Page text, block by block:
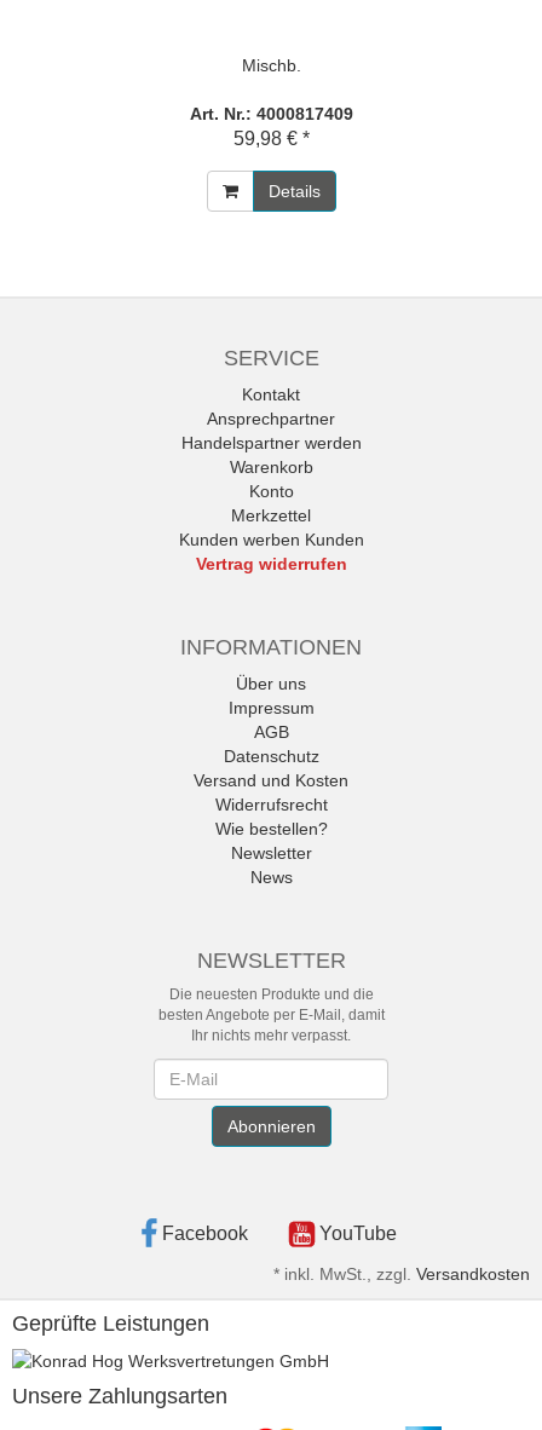
Mischb.
Art. Nr.: 4000817409
59,98 € *
Details
SERVICE
Kontakt
Ansprechpartner
Handelspartner werden
Warenkorb
Konto
Merkzettel
Kunden werben Kunden
Vertrag widerrufen
INFORMATIONEN
Über uns
Impressum
AGB
Datenschutz
Versand und Kosten
Widerrufsrecht
Wie bestellen?
Newsletter
News
NEWSLETTER
Die neuesten Produkte und die
besten Angebote per E-Mail, damit
Ihr nichts mehr verpasst.
Abonnieren
Facebook YouTube
* inkl. MwSt., zzgl. Versandkosten
Geprüfte Leistungen
Unsere Zahlungsarten